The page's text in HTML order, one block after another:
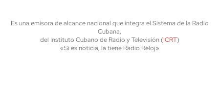
Es una emisora de alcance nacional que integra el Sistema de la Radio
Cubana,
del Instituto Cubano de Radio y Televisión (ICRT)
«Si es noticia, la tiene Radio Reloj»